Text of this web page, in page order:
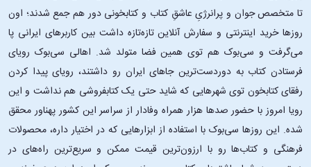
تا متخصص جوان و پرانرژیِ عاشقِ کتاب و کتابخونی دور هم جمع شدند؛ اون‌
روزها خرید اینترنتی و سفارش آنلاین تازه‌تازه داشت بین کاربرهای ایرانی پا
می‌گرفت و سی‌بوک هم توی همین فضا متولد شد. اهالی سی‌بوک رویای
فرستادن کتاب به دوردست‌ترین جاهای ایران رو داشتند، رویای پیدا کردن
رفقای کتابخون توی شهرهایی که شاید حتی یک کتابفروشی هم نداشت و این
رویا امروز با حضور صدها هزار همراه وفادار از سراسر این کشور پهناور محقق
شده. این ‌روزها سی‌بوک با استفاده از ابزارهایی که در اختیار داره، محصولات
فرهنگی و کتاب‌ها رو با ارزون‌ترین قیمت ممکن و سریع‌ترین راه‌های در